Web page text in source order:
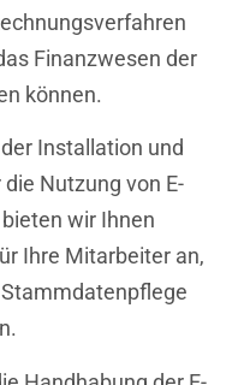
Finanzwesen der
können.
Installation und
Nutzung von E-
wir Ihnen
Ihre Mitarbeiter an,